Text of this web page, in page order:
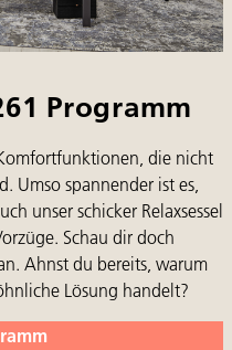
Programm
die nicht
Umso spannender ist es,
unser schicker Relaxsessel
Schau dir doch
Ahnst du bereits, warum
Lösung handelt?